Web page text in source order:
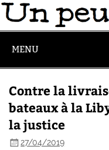
MENU
Contre la
bateaux à la
la justice
27/04/2019